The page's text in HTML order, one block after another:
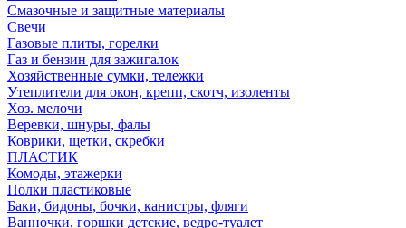
Смазочные и защитные материалы
Свечи
Газовые плиты, горелки
Газ и бензин для зажигалок
Хозяйственные сумки, тележки
Утеплители для окон, крепп, скотч, изоленты
Хоз. мелочи
Веревки, шнуры, фалы
Коврики, щетки, скребки
ПЛАСТИК
Комоды, этажерки
Полки пластиковые
Баки, бидоны, бочки, канистры, фляги
Ванночки, горшки детские, ведро-туалет